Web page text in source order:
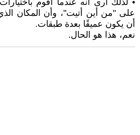
• لذلك أرى أنه عندما أقوم
على "من أين أتيت"، وأن المكان
أن يكون عميقًا بعدة طبقات.
نعم، هذا هو الحال.